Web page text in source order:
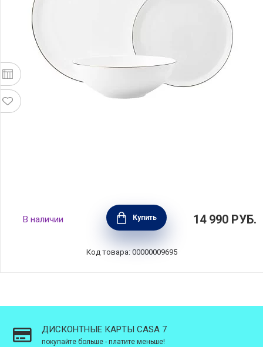
Обеденный набор на 4 персоны "Кашемир
Голд" фарфор, 12 предметов, цвет белый,
Maxwell & Williams, MW583-EF0122
В наличии Купить 14 990 РУБ.
Код товара: 00000009695
ДИСКОНТНЫЕ КАРТЫ CASA 7
покупайте больше - платите меньше!